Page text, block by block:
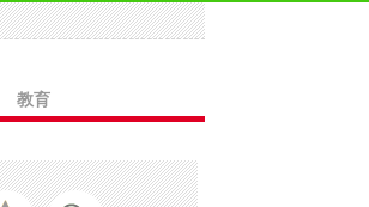
教育